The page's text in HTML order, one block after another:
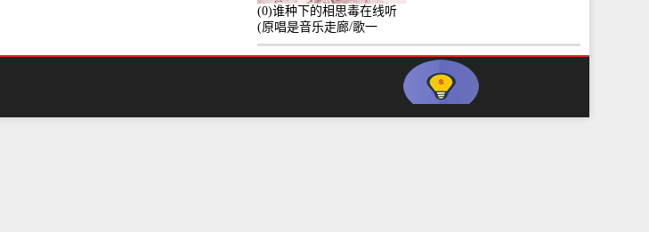
(0)谁种下的相思毒在线听
(原唱是音乐走廊/歌一
生)，小群演唱点播:8975次